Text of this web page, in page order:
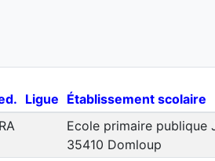
Ligue Établissement scolaire
Ecole primaire publique
35410 Domloup